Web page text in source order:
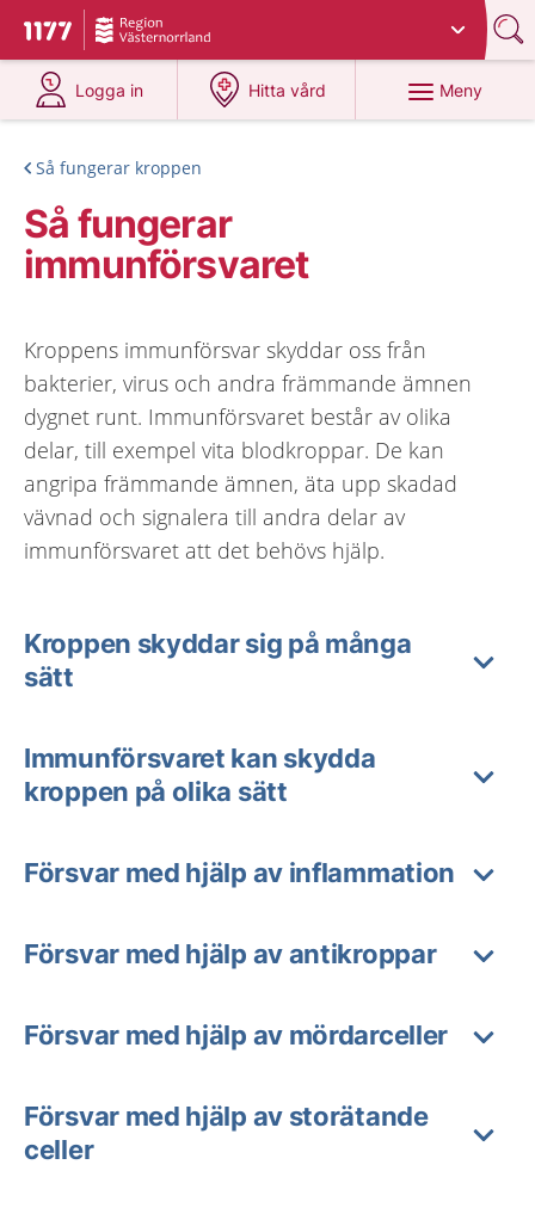
Till startsidan för 1177
Du har valt region
Logga in
på 1177.se
Hitta vård
på 1177.se
Meny
Så fungerar kroppen
Så fungerar
immunförsvaret
Kroppens immunförsvar skyddar oss från
bakterier, virus och andra främmande ämnen
dygnet runt. Immunförsvaret består av olika
delar, till exempel vita blodkroppar. De kan
angripa främmande ämnen, äta upp skadad
vävnad och signalera till andra delar av
immunförsvaret att det behövs hjälp.
Kroppen skyddar sig på många
sätt
Immunförsvaret kan skydda
kroppen på olika sätt
Försvar med hjälp av inflammation
Försvar med hjälp av antikroppar
Försvar med hjälp av mördarceller
Försvar med hjälp av storätande
celler